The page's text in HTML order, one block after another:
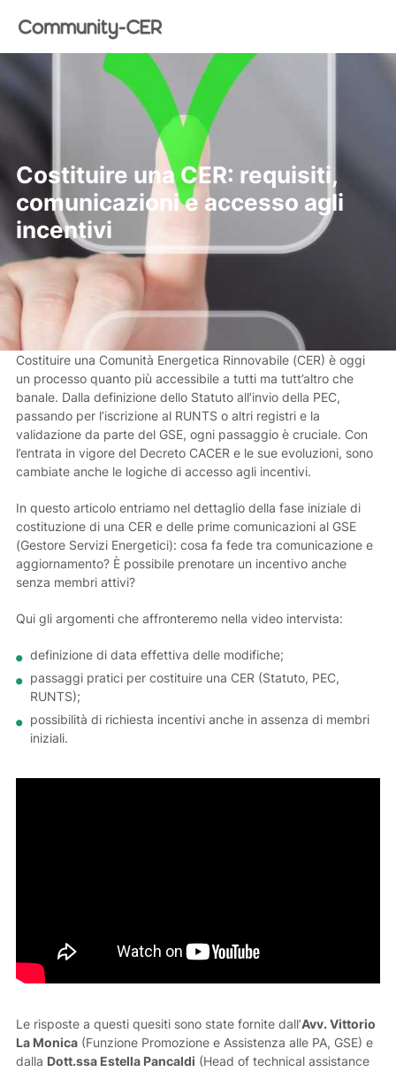
Costituire una CER: requisiti,
comunicazioni e accesso agli
incentivi
Costituire una Comunità Energetica Rinnovabile (CER) è oggi
un processo quanto più accessibile a tutti ma tutt’altro che
banale. Dalla definizione dello Statuto all’invio della PEC,
passando per l’iscrizione al RUNTS o altri registri e la
validazione da parte del GSE, ogni passaggio è cruciale. Con
l’entrata in vigore del Decreto CACER e le sue evoluzioni, sono
cambiate anche le logiche di accesso agli incentivi.
In questo articolo entriamo nel dettaglio della fase iniziale di
costituzione di una CER e delle prime comunicazioni al GSE
(Gestore Servizi Energetici): cosa fa fede tra comunicazione e
aggiornamento? È possibile prenotare un incentivo anche
senza membri attivi?
Qui gli argomenti che affronteremo nella video intervista:
definizione di data effettiva delle modifiche;
passaggi pratici per costituire una CER (Statuto, PEC,
RUNTS);
possibilità di richiesta incentivi anche in assenza di membri
iniziali.
Le risposte a questi quesiti sono state fornite dall’Avv. Vittorio
La Monica(Funzione Promozione e Assistenza alle PA, GSE) e
dalla Dott.ssa Estella Pancaldi (Head of technical assistance